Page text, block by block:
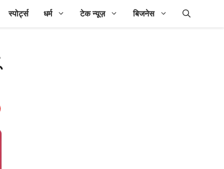
स्पोर्ट्स धर्म टेक न्यूज़ बिजनेस